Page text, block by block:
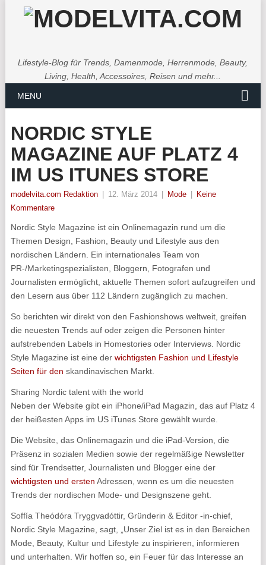
Lifestyle-Blog für Trends, Damenmode, Herrenmode, Beauty,
Living, Health, Accessoires, Reisen und mehr...
MENU
NORDIC STYLE
MAGAZINE AUF PLATZ 4
IM US ITUNES STORE
modelvita.com Redaktion 12. März 2014 Mode
Keine
Kommentare
Nordic Style Magazine ist ein Onlinemagazin rund um die
Themen Design, Fashion, Beauty und Lifestyle aus den
nordischen Ländern. Ein internationales Team von
PR-/Marketingspezialisten, Bloggern, Fotografen und
Journalisten ermöglicht, aktuelle Themen sofort aufzugreifen und
den Lesern aus über 112 Ländern zugänglich zu machen.
So berichten wir direkt von den Fashionshows weltweit, greifen
die neuesten Trends auf oder zeigen die Personen hinter
aufstrebenden Labels in Homestories oder Interviews. Nordic
Style Magazine ist eine der wichtigsten Fashion und Lifestyle
Seiten für den skandinavischen Markt.
Sharing Nordic talent with the world
Neben der Website gibt ein iPhone/iPad Magazin, das auf Platz 4
der heißesten Apps im US iTunes Store gewählt wurde.
Die Website, das Onlinemagazin und die iPad-Version, die
Präsenz in sozialen Medien sowie der regelmäßige Newsletter
sind für Trendsetter, Journalisten und Blogger eine der
wichtigsten und ersten Adressen, wenn es um die neuesten
Trends der nordischen Mode- und Designszene geht.
Soffía Theódóra Tryggvadóttir, Gründerin & Editor -in-chief,
Nordic Style Magazine, sagt, „Unser Ziel ist es in den Bereichen
Mode, Beauty, Kultur und Lifestyle zu inspirieren, informieren
und unterhalten. Wir hoffen so, ein Feuer für das Interesse an